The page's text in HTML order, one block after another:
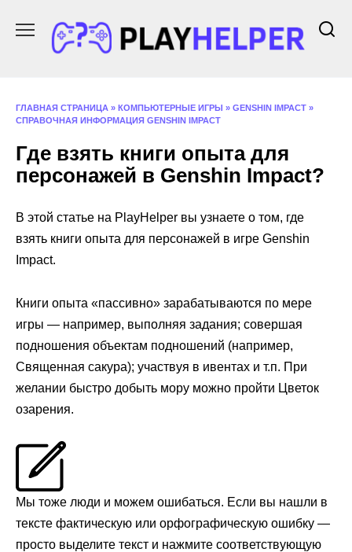
содержанию
ГЛАВНАЯ СТРАНИЦА » КОМПЬЮТЕРНЫЕ ИГРЫ » GENSHIN IMPACT »
СПРАВОЧНАЯ ИНФОРМАЦИЯ GENSHIN IMPACT
Где взять книги опыта для
персонажей в Genshin Impact?
В этой статье на PlayHelper вы узнаете о том, где
взять книги опыта для персонажей в игре Genshin
Impact.
Книги опыта «пассивно» зарабатываются по мере
игры — например, выполняя задания; совершая
подношения объектам подношений (например,
Священная сакура); участвуя в ивентах и т.п. При
желании быстро добыть мору можно пройти Цветок
озарения.
Мы тоже люди и можем ошибаться. Если вы нашли в
тексте фактическую или орфографическую ошибку —
просто выделите текст и нажмите соответствующую